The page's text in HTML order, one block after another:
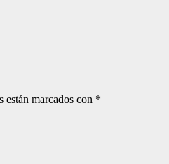
marcados con *